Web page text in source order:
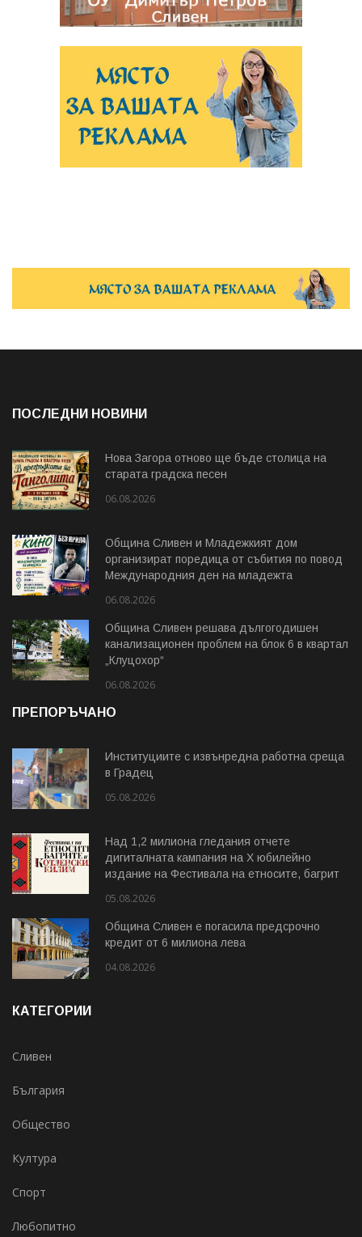
ПОСЛЕДНИ НОВИНИ
Нова Загора отново ще бъде столица на
старата градска песен
06.08.2026
Община Сливен и Младежкият дом
организират поредица от събития по повод
Международния ден на младежта
06.08.2026
Община Сливен решава дългогодишен
канализационен проблем на блок 6 в квартал
„Клуцохор“
06.08.2026
ПРЕПОРЪЧАНО
Институциите с извънредна работна среща
в Градец
05.08.2026
Над 1,2 милиона гледания отчете
дигиталната кампания на Х юбилейно
издание на Фестивала на етносите, багрите
05.08.2026
Община Сливен е погасила предсрочно
кредит от 6 милиона лева
04.08.2026
КАТЕГОРИИ
Сливен
България
Общество
Култура
Спорт
Любопитно